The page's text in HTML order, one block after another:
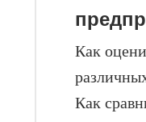
Как
Как